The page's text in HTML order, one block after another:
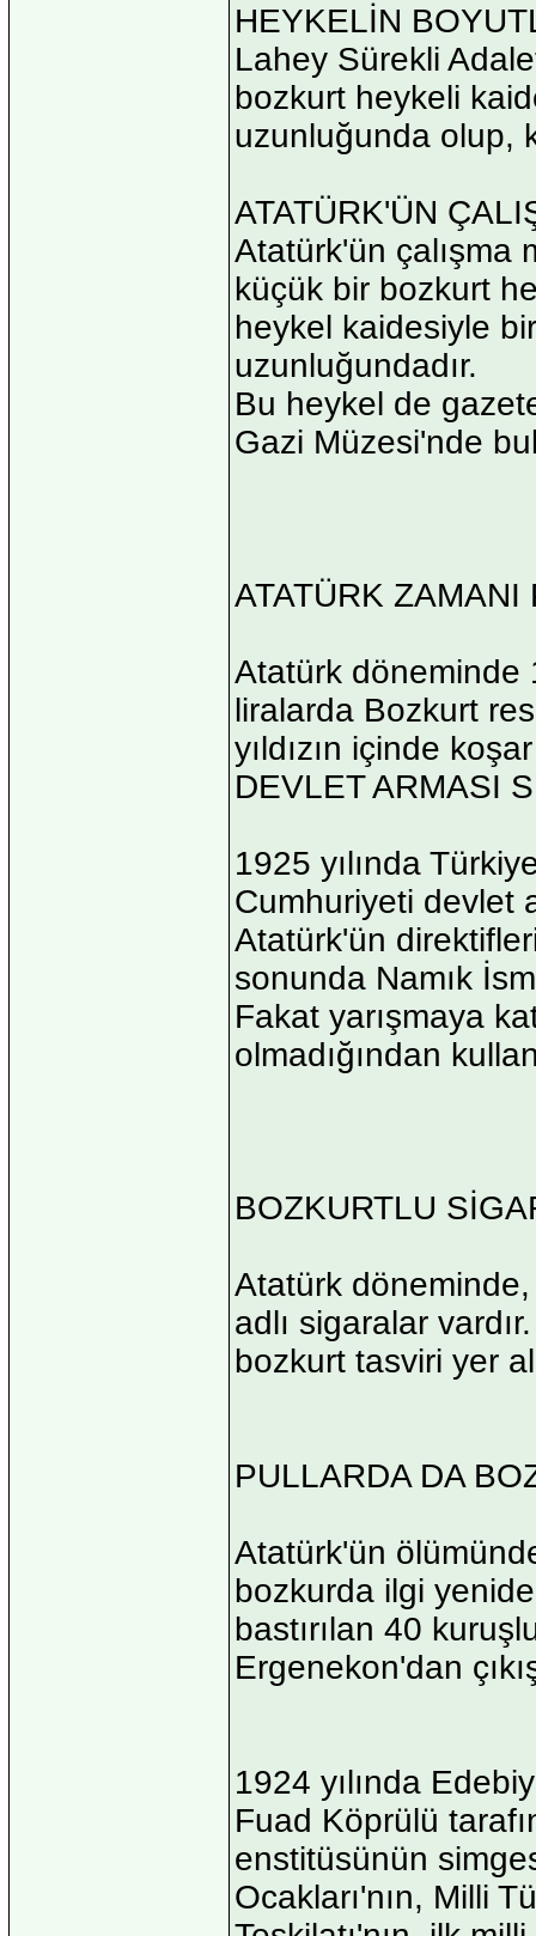
HEYKELİN
Lahey Sürekli
bozkurt heykeli
uzunluğunda olup,
ATATÜRK'ÜN
Atatürk'ün çalışma
küçük bir bozkurt
heykel kaidesiyle
uzunluğundadır.
Bu heykel de
Gazi Müzesi'nde
ATATÜRK
Atatürk döneminde
liralarda Bozkurt
yıldızın içinde
DEVLET ARMASI
1925 yılında
Cumhuriyeti devlet
Atatürk'ün
sonunda Namık
Fakat yarışmaya
olmadığından
BOZKURTLU
Atatürk döneminde,
adlı sigaralar
bozkurt tasviri yer
PULLARDA DA
Atatürk'ün
bozkurda ilgi
bastırılan 40
Ergenekon'dan
1924 yılında
Fuad Köprülü
enstitüsünün
Ocakları'nın, Milli